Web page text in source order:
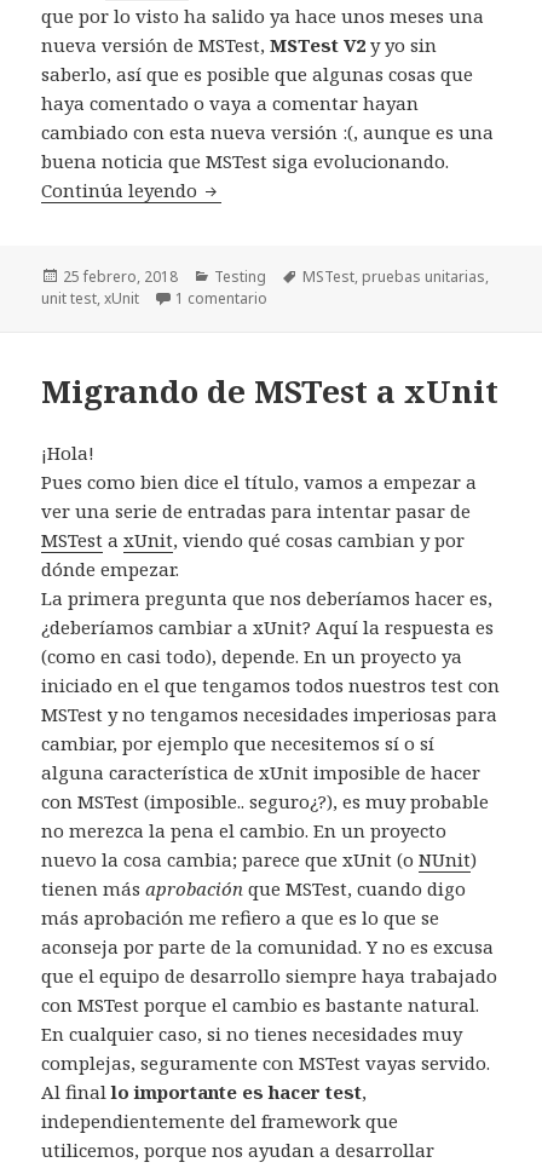
que por lo visto ha salido ya hace unos meses una
nueva versión de MSTest,MSTest V2 y yo sin
saberlo, así que es posible que algunas cosas que
haya comentado o vaya a comentar hayan
cambiado con esta nueva versión :(, aunque es una
buena noticia que MSTest siga evolucionando.
Continúa leyendo Migrando de MSTest a xUnit.
Publicado
el
25 febrero, 2018 Categorías
Testing Etiquetas
MSTest, pruebas unitarias,
unit test,xUnit 1 comentario
Migrando de MSTest a xUnit
¡Hola!
Pues como bien dice el título, vamos a empezar a
ver una serie de entradas para intentar pasar de
MSTest axUnit, viendo qué cosas cambian y por
dónde empezar.
La primera pregunta que nos deberíamos hacer es,
¿deberíamos cambiar a xUnit? Aquí la respuesta es
(como en casi todo), depende. En un proyecto ya
iniciado en el que tengamos todos nuestros test con
MSTest y no tengamos necesidades imperiosas para
cambiar, por ejemplo que necesitemos sí o sí
alguna característica de xUnit imposible de hacer
con MSTest (imposible.. seguro¿?), es muy probable
no merezca la pena el cambio. En un proyecto
nuevo la cosa cambia; parece que xUnit (oNUnit)
tienen másaprobación que MSTest, cuando digo
más aprobación me refiero a que es lo que se
aconseja por parte de la comunidad. Y no es excusa
que el equipo de desarrollo siempre haya trabajado
con MSTest porque el cambio es bastante natural.
En cualquier caso, si no tienes necesidades muy
complejas, seguramente con MSTest vayas servido.
Al finallo importante es hacer test,
independientemente del framework que
utilicemos, porque nos ayudan a desarrollar